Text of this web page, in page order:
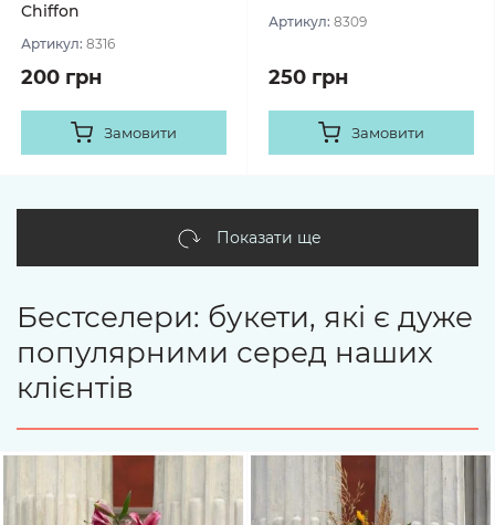
Chiffon
Артикул: 8316
200 грн
Замовити
Артикул: 8309
250 грн
Замовити
Показати ще
Бестселери: букети, які є дуже
популярними серед наших
клієнтів